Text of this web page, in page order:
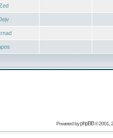
Powered byphpBB© 2001,